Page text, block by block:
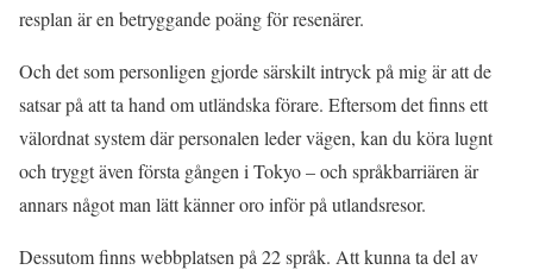
resplan är en betryggande poäng för resenärer.
Och det som personligen gjorde särskilt intryck på mig är att de
satsar på att ta hand om utländska förare. Eftersom det finns ett
välordnat system där personalen leder vägen, kan du köra lugnt
och tryggt även första gången i Tokyo – och språkbarriären är
annars något man lätt känner oro inför på utlandsresor.
Dessutom finns webbplatsen på 22 språk. Att kunna ta del av